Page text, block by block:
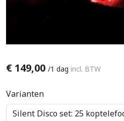
€ 149,00 /1 dag incl. BTW
Varianten